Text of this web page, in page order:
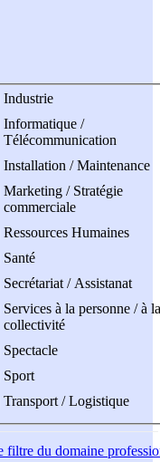
Industrie
Informatique /
Télécommunication
Installation / Maintenance
Marketing / Stratégie
commerciale
Ressources Humaines
Santé
Secrétariat / Assistanat
Services à la personne / à la
collectivité
Spectacle
Sport
Transport / Logistique
filtre du domaine